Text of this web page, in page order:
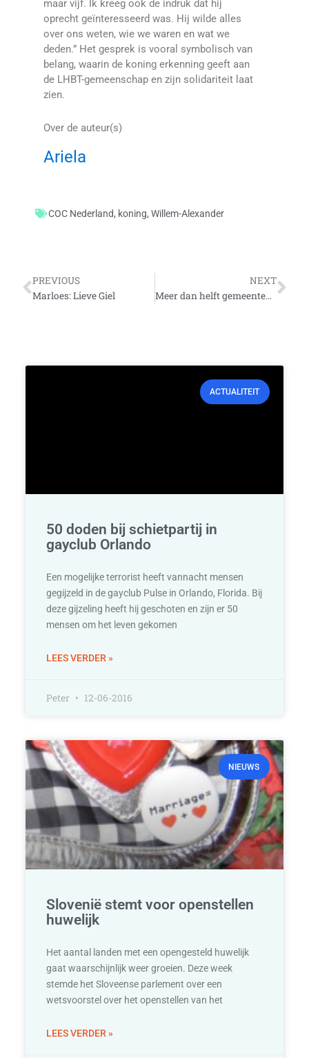
maar vijf. Ik kreeg ook de indruk dat hij
oprecht geïnteresseerd was. Hij wilde alles
over ons weten, wie we waren en wat we
deden.” Het gesprek is vooral symbolisch van
belang, waarin de koning erkenning geeft aan
de LHBT-gemeenschap en zijn solidariteit laat
zien.
Over de auteur(s)
Ariela
COC Nederland, koning, Willem-Alexander
Vorige
PREVIOUS
Marloes: Lieve Giel
NEXT
Meer dan helft gemeenten gokt geslacht burger
ACTUALITEIT
50 doden bij schietpartij in
gayclub Orlando
Een mogelijke terrorist heeft vannacht mensen
gegijzeld in de gayclub Pulse in Orlando, Florida. Bij
deze gijzeling heeft hij geschoten en zijn er 50
mensen om het leven gekomen
LEES VERDER »
Peter 12-06-2016
NIEUWS
Slovenië stemt voor openstellen
huwelijk
Het aantal landen met een opengesteld huwelijk
gaat waarschijnlijk weer groeien. Deze week
stemde het Sloveense parlement over een
wetsvoorstel over het openstellen van het
LEES VERDER »